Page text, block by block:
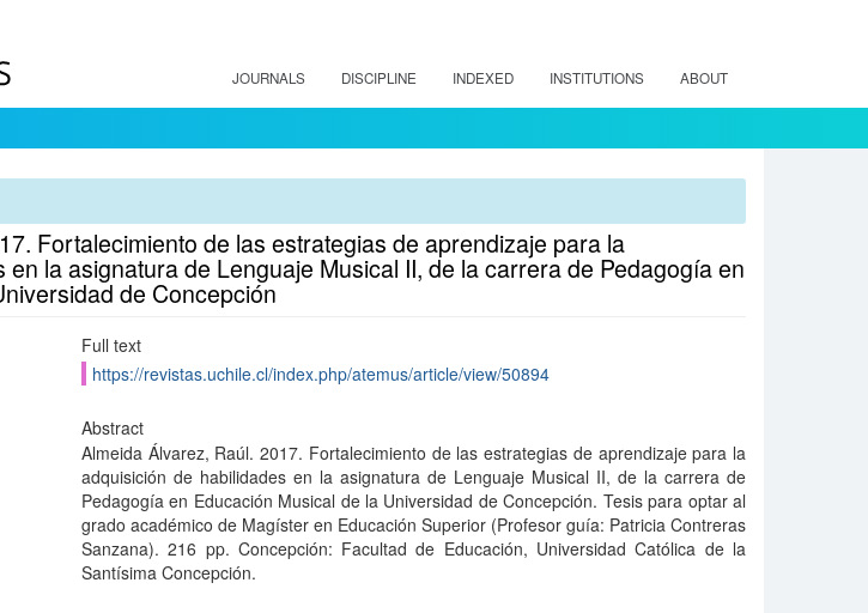
JOURNALS DISCIPLINE INDEXED INSTITUTIONS ABOUT
Fortalecimiento de las estrategias de aprendizaje para la
la asignatura de Lenguaje Musical II, de la carrera de Pedagogía en
de Concepción
Full text
https://revistas.uchile.cl/index.php/atemus/article/view/50894
Abstract
Almeida Álvarez, Raúl. 2017. Fortalecimiento de las estrategias de aprendizaje para la
adquisición de habilidades en la asignatura de Lenguaje Musical II, de la carrera de
Pedagogía en Educación Musical de la Universidad de Concepción. Tesis para optar al
grado académico de Magíster en Educación Superior (Profesor guía: Patricia Contreras
Sanzana). 216 pp. Concepción: Facultad de Educación, Universidad Católica de la
Santísima Concepción.